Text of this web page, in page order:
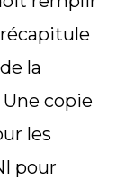
la
copie
les
pour